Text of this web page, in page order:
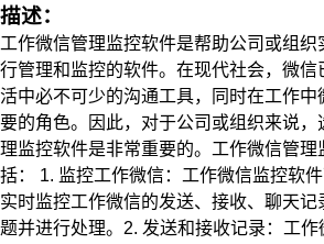
描述：
工作微信管理监控软件是帮助公司或组
行管理和监控的软件。在现代社会，微信
活中必不可少的沟通工具，同时在工作
要的角色。因此，对于公司或组织来说，
理监控软件是非常重要的。工作微信管
括： 1. 监控工作微信：工作微信监控软
实时监控工作微信的发送、接收、聊天记
题并进行处理。2. 发送和接收记录：工